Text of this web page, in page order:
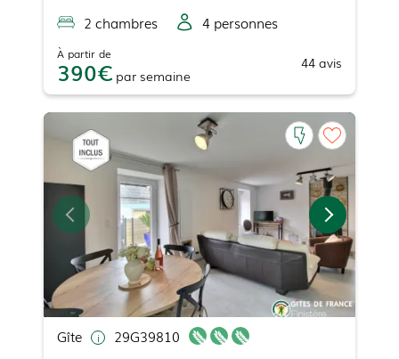
2 chambres 4 personnes
À partir de
390 par semaine
44 avis
Gîte
29G39810